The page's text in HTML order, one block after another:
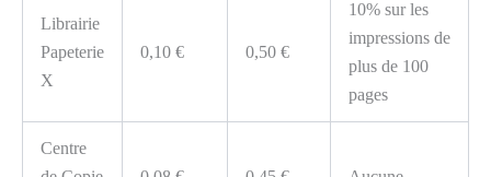
Librairie
Papeterie
X
0,10 € 0,50 €
10% sur les
impressions de
plus de 100
pages
Centre